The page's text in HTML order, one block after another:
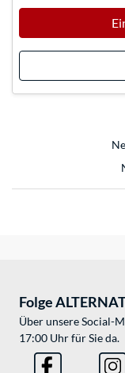
Folge
Über unsere Social-
17:00 Uhr für Sie da.